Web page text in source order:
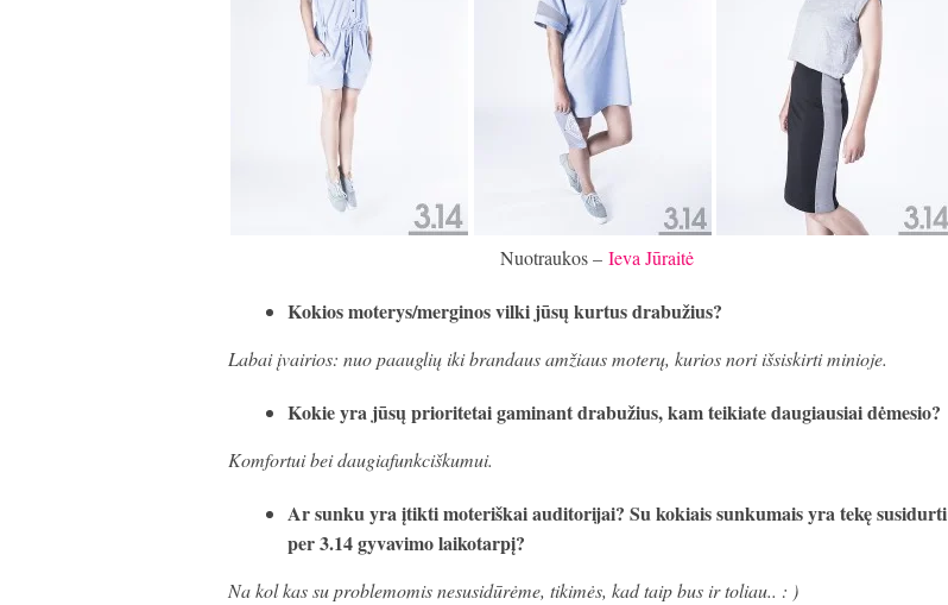
Nuotraukos – Ieva Jūraitė
Kokios moterys/merginos vilki jūsų kurtus drabužius?
Labai įvairios: nuo paauglių iki brandaus amžiaus moterų, kurios nori išsiskirti minioje.
Kokie yra jūsų prioritetai gaminant drabužius, kam teikiate daugiausiai dėmesio?
Komfortui bei daugiafunkciškumui.
Ar sunku yra įtikti moteriškai auditorijai? Su kokiais sunkumais yra tekę susidurti
per 3.14 gyvavimo laikotarpį?
Na kol kas su problemomis nesusidūrėme, tikimės, kad taip bus ir toliau.. : )